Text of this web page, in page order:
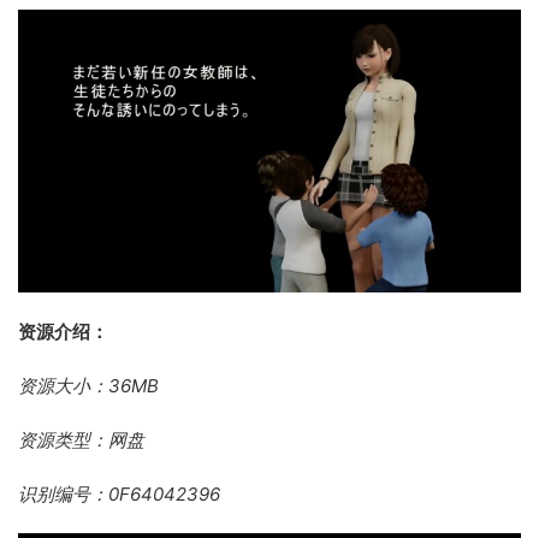
资源介绍：
资源大小：36MB
资源类型：网盘
识别编号：0F64042396